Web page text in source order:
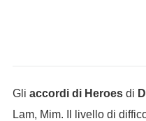
Gli accordi di Heroesdi
Lam, Mim. Il livello di